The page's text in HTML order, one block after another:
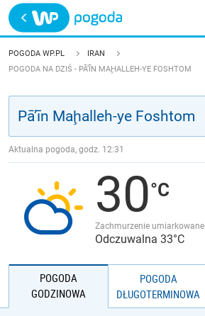
Trwa ładowanie
POLSKA
JAKOŚĆ POWIETRZA
POGODA WP.PL
IRAN
POGODA NA DZIŚ - PĀ’ĪN MAḨALLEH-YE FOSHTOM
Aktualna pogoda, godz. 12:31
30
Zachmurzenie umiarkowane
Odczuwalna 33°C
POGODA
GODZINOWA
POGODA
DŁUGOTERMINOWA